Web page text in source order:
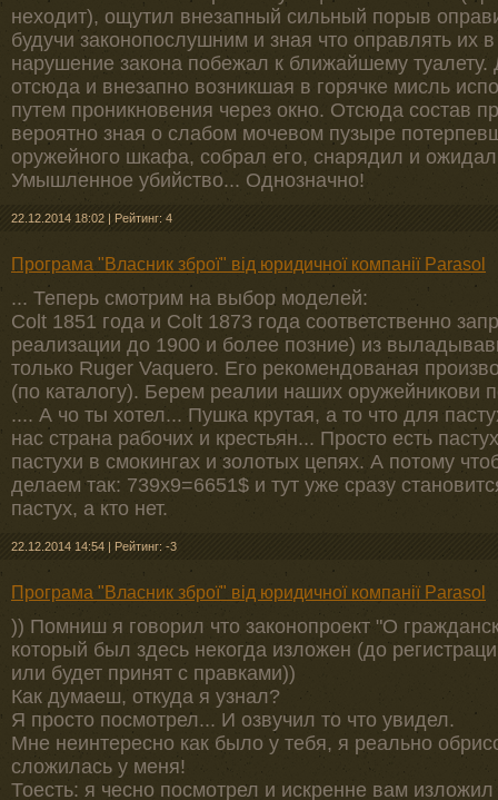
неходит), ощутил внезапный сильный порыв
будучи законопослушним и зная что оправлять их
нарушение закона побежал к ближайшему туалету.
отсюда и внезапно возникшая в горячке мисль
путем проникновения через окно. Отсюда состав
вероятно зная о слабом мочевом пузыре
оружейного шкафа, собрал его, снарядил и
Умышленное убийство... Однозначно!
22.12.2014 18:02 | Рейтинг: 4
Програма "Власник зброї" від юридичної компанії Parasol
... Теперь смотрим на выбор моделей:
Colt 1851 года и Colt 1873 года соответственно
реализации до 1900 и более позние) из
только Ruger Vaquero. Его рекомендованая
(по каталогу). Берем реалии наших оружейникови
.... А чо ты хотел... Пушка крутая, а то что для
нас страна рабочих и крестьян... Просто есть
пастухи в смокингах и золотых цепях. А потому
делаем так: 739х9=6651$ и тут уже сразу
пастух, а кто нет.
22.12.2014 14:54 | Рейтинг: -3
Програма "Власник зброї" від юридичної компанії Parasol
)) Помниш я говорил что законопроект "О
который был здесь некогда изложен (до
или будет принят с правками))
Как думаеш, откуда я узнал?
Я просто посмотрел... И озвучил то что увидел.
Мне неинтересно как было у тебя, я реально
сложилась у меня!
Тоесть: я чесно посмотрел и искренне вам